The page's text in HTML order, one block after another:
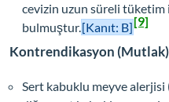
cevizin uzun süreli
bulmuştur.[Kanıt: B][9]
Kontrendikasyon
Sert kabuklu meyve alerjisi